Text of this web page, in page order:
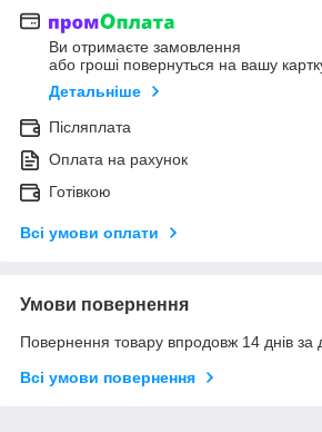
Ви отримаєте замовлення
або гроші повернуться на вашу
Детальніше
Післяплата
Оплата на рахунок
Готівкою
Всі умови оплати
Умови повернення
Повернення товару впродовж 14 днів за
Всі умови повернення